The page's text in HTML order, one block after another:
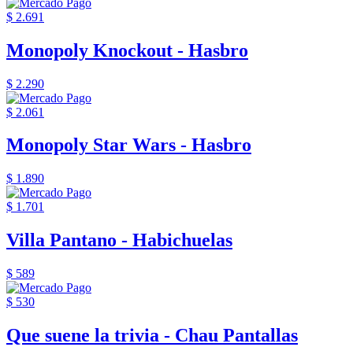
$ 2.691
Monopoly Knockout - Hasbro
$ 2.290
$ 2.061
Monopoly Star Wars - Hasbro
$ 1.890
$ 1.701
Villa Pantano - Habichuelas
$ 589
$ 530
Que suene la trivia - Chau Pantallas